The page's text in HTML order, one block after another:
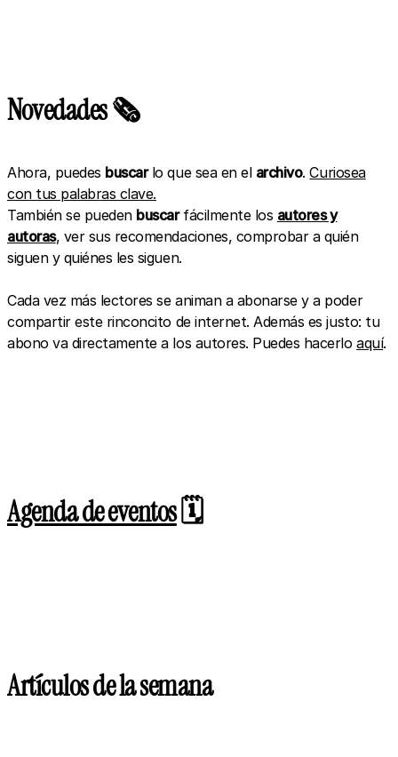
Novedades 🗞️
Ahora, puedes buscarlo que sea en el archivo.Curiosea
con tus palabras clave.
También se pueden buscarfácilmente los autores y
autoras, ver sus recomendaciones, comprobar a quién
siguen y quiénes les siguen.
Cada vez más lectores se animan a abonarse y a poder
compartir este rinconcito de internet. Además es justo: tu
abono va directamente a los autores. Puedes hacerloaquí.
Agenda de eventos🗓️
Artículos de la semana